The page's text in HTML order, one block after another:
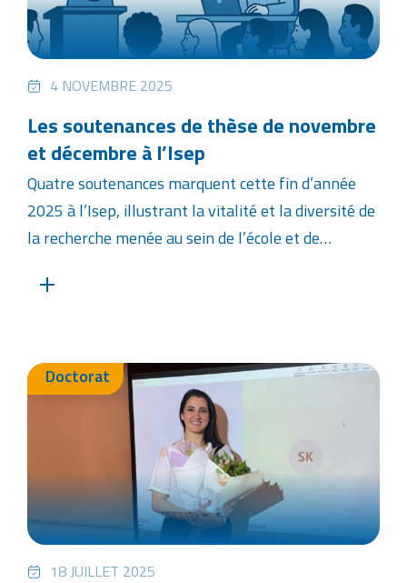
4 NOVEMBRE 2025
Les soutenances de thèse de novembre
et décembre à l’Isep
Quatre soutenances marquent cette fin d’année
2025 à l’Isep, illustrant la vitalité et la diversité de
la recherche menée au sein de l’école et de…
Doctorat
18 JUILLET 2025